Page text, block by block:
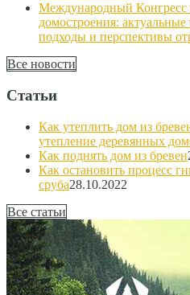
Международный Конгресс
домостроения:
подходы и перспективы
Все новости
Статьи
Как утеплить дом из
утепление деревянных
Как поднять дом из бревен
Как остановить процесс
сруба28.10.2022
Все статьи